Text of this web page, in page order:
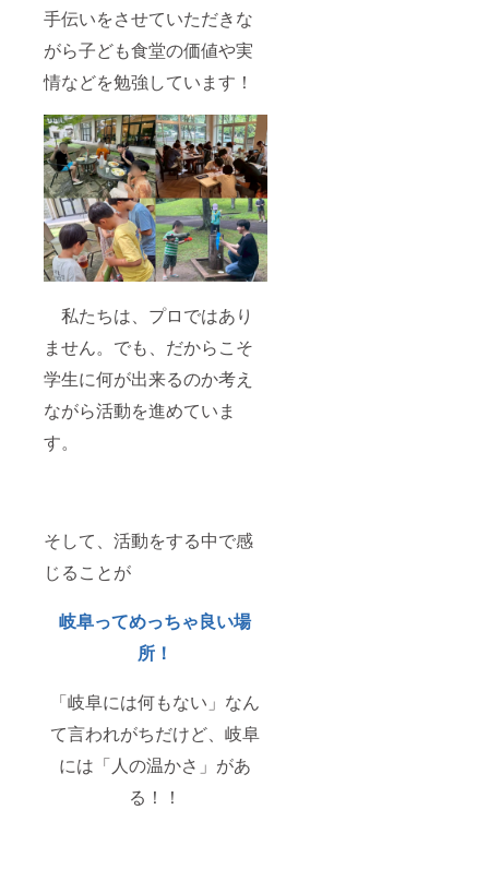
手伝いをさせていただきな
がら子ども食堂の価値や実
情などを勉強しています！
私たちは、プロではあり
ません。でも、だからこそ
学生に何が出来るのか考え
ながら活動を進めていま
す。
そして、活動をする中で感
じることが
岐阜ってめっちゃ良い場
所！
「岐阜には何もない」なん
て言われがちだけど、岐阜
には「人の温かさ」があ
る！！